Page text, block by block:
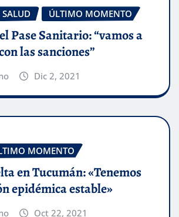
SALUD ÚLTIMO MOMENTO
Pase Sanitario: “vamos a
las sanciones”
Dic 2, 2021
MOMENTO
en Tucumán: «Tenemos
epidémica estable»
Oct 22, 2021